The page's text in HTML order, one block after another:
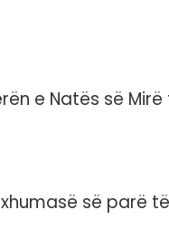
e Natës së
së parë